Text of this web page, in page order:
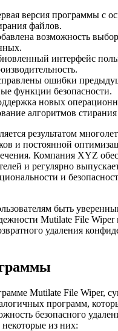
версия программы с
файлов.
возможность
интерфейс
ошибки
функции безопасности.
новых
алгоритмов
результатом
и постоянной
Компания XYZ
и регулярно
и
быть
Mutilate File Wiper
удаления
Mutilate File Wiper,
программ,
безопасного
из них: